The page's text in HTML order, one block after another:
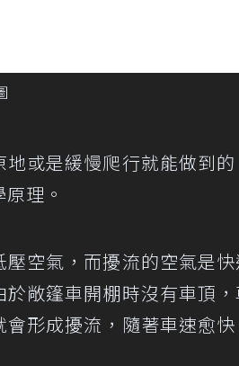
或是緩慢爬行就能做到
理。
空氣，而擾流的空氣是
敞篷車開棚時沒有車頂
形成擾流，隨著車速愈